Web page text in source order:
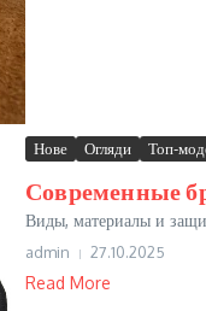
Нове Огляди Топ-
Современные
Виды, материалы и
admin 27.10.2025
Read More